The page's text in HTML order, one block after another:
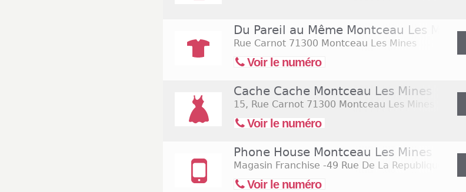
Du Pareil au Même Montceau Les Mines
Rue Carnot 71300 Montceau Les Mines
Voir le numéro
Cache Cache Montceau Les Mines
15, Rue Carnot 71300 Montceau Les Mines
Voir le numéro
Phone House Montceau Les Mines
Magasin Franchise -49 Rue De La Republique
Voir le numéro